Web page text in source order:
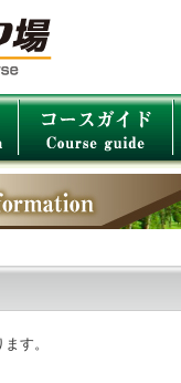
す。